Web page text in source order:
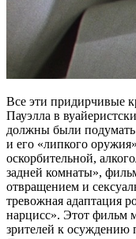
Все эти придирчивые
Пауэлла в
должны были
и его «липкого
оскорбительной,
задней комнаты»,
отвращением и
тревожная адаптация
нарцисс». Этот фильм
зрителей к осуждению